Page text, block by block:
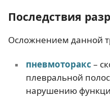
Последствия
Осложнением данной
пневмоторакс –
плевральной
нарушению